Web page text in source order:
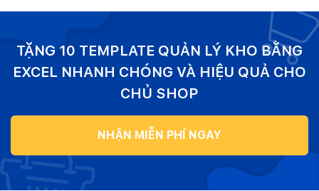
TẶNG 10 TEMPLATE QUẢN LÝ KHO BẰNG
EXCEL NHANH CHÓNG VÀ HIỆU QUẢ CHO
CHỦ SHOP
NHẬN MIỄN PHÍ NGAY